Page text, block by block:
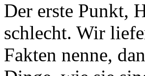
Der erste Punkt,
schlecht. Wir
Fakten nenne,